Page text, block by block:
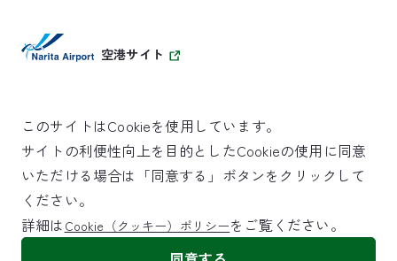
空港サイト
SKYTRAX
5スターエアポート
©NARITA INTERNATIONAL AIRPORT CORPORATION
このサイトはCookieを使用しています。
サイトの利便性向上を目的としたCookieの使用に同意
いただける場合は「同意する」ボタンをクリックして
ください。
詳細は Cookie（クッキー）ポリシーをご覧ください。